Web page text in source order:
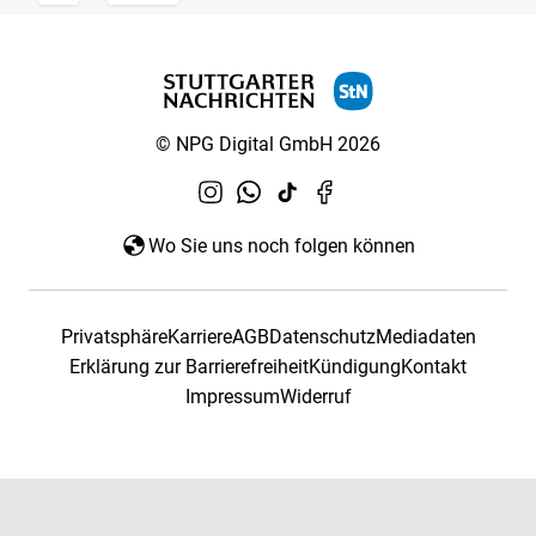
© NPG Digital GmbH 2026
Wo Sie uns noch folgen können
PrivatsphäreKarriereAGBDatenschutzMediadaten
Erklärung zur BarrierefreiheitKündigungKontakt
ImpressumWiderruf